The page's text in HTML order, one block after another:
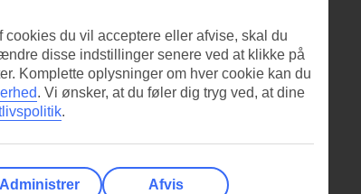
du vil acceptere eller afvise, skal du
disse indstillinger senere ved at klikke på
Komplette oplysninger om hver cookie kan du
. Vi ønsker, at du føler dig tryg ved, at dine
.
Administrer Afvis